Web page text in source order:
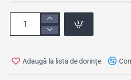
Adaugă la lista de dorințe